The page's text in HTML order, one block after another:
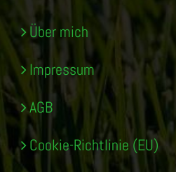
Über mich
Impressum
AGB
Cookie-Richtlinie (EU)